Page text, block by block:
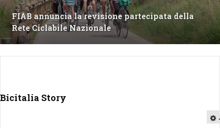
FIAB annuncia la revisione partecipata della
Rete Ciclabile Nazionale
Bicitalia Story